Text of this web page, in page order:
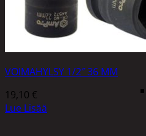
VOIMAHYLSY 1/2″ 36 MM
19,10 €
Lue Lisää